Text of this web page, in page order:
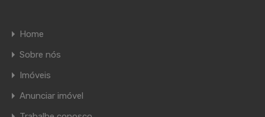
Home
Sobre nós
Imóveis
Anunciar imóvel